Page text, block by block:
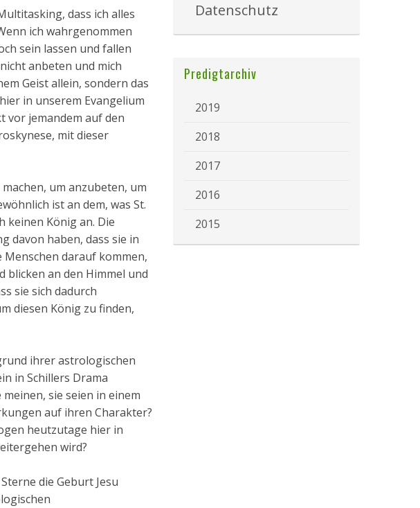
dass ich alles
ich wahrgenommen
sein lassen und fallen
anbeten und mich
Geist allein, sondern das
in unserem Evangelium
vor jemandem auf den
mit dieser
um anzubeten, um
ist an dem, was St.
keinen König an. Die
davon haben, dass sie in
darauf kommen,
blicken an den Himmel und
sie sich dadurch
diesen König zu finden,
ihrer astrologischen
in Schillers Drama
sie seien in einem
auf ihren Charakter?
heutzutage hier in
wird?
die Geburt Jesu
Datenschutz
Predigtarchiv
2019
2018
2017
2016
2015